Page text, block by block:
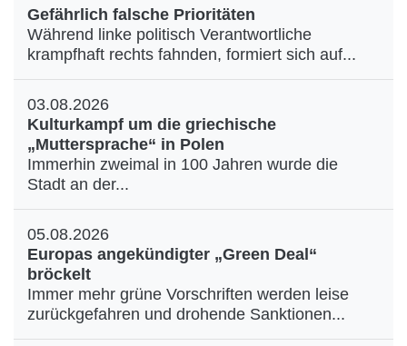
Gefährlich falsche Prioritäten
Während linke politisch Verantwortliche
krampfhaft rechts fahnden, formiert sich auf...
03.08.2026
Kulturkampf um die griechische
„Muttersprache“ in Polen
Immerhin zweimal in 100 Jahren wurde die
Stadt an der...
05.08.2026
Europas angekündigter „Green Deal“
bröckelt
Immer mehr grüne Vorschriften werden leise
zurückgefahren und drohende Sanktionen...